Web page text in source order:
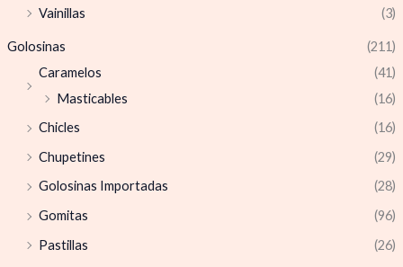
Vainillas
(3)
Golosinas
(211)
Caramelos
(41)
Masticables
(16)
Chicles
(16)
Chupetines
(29)
Golosinas Importadas
(28)
Gomitas
(96)
Pastillas
(26)